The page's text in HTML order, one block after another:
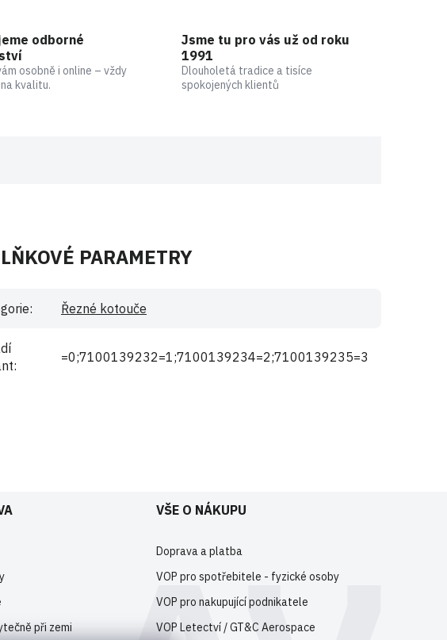
odborné
osobně i online – vždy
kvalitu.
Jsme tu pro vás už od roku
1991
Dlouholetá tradice a tisíce
spokojených klientů
PARAMETRY
: Řezné kotouče
:
=0;7100139232=1;7100139234=2;7100139235=3
při zemi
VŠE O NÁKUPU
Doprava a platba
VOP pro spotřebitele - fyzické osoby
VOP pro nakupující podnikatele
VOP Letectví / GT&C Aerospace